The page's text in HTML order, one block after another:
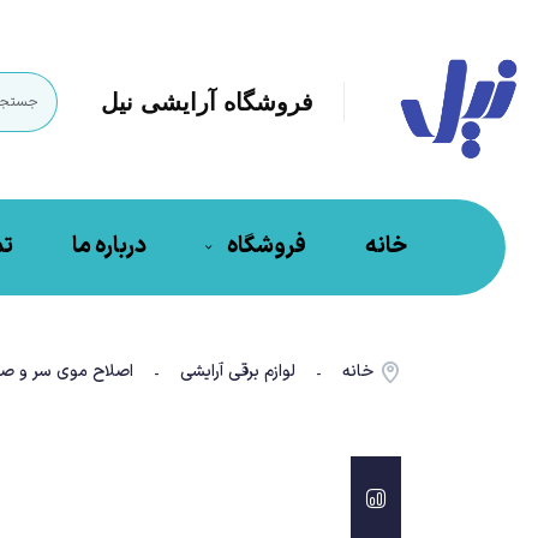
فروشگاه آرایشی نیل
خانه فروشگاه درباره ما
خانه - لوازم برقی آرایشی - اصلاح موی سر و